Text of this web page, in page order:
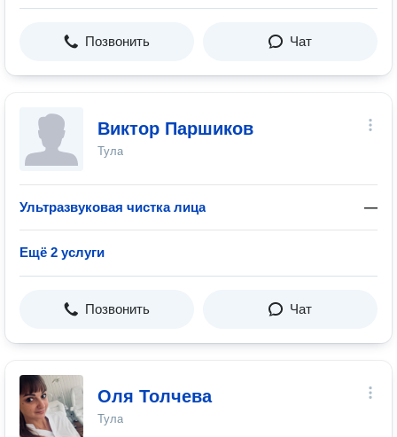
Позвонить Чат
Виктор Паршиков
Тула
Ультразвуковая чистка лица —
Ещё 2 услуги
Позвонить Чат
Оля Толчева
Тула